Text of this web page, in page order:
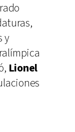
y
Lionel